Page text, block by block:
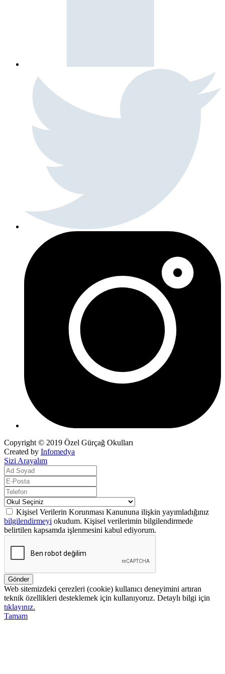
Copyright © 2019 Özel Gürçağ Okulları
Created by Infomedya
Sizi Arayalım
Kişisel Verilerin Korunması Kanununa ilişkin yayımladığınız
bilgilendirmeyi okudum. Kişisel verilerimin bilgilendirmede
belirtilen kapsamda işlenmesini kabul ediyorum.
Gönder
Web sitemizdeki çerezleri (cookie) kullanıcı deneyimini artıran
teknik özellikleri desteklemek için kullanıyoruz. Detaylı bilgi için
tıklayınız.
Tamam